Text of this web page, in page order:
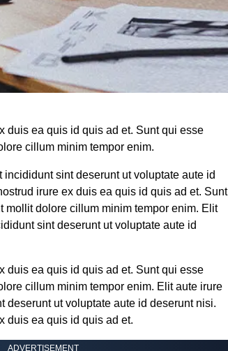
duis ea quis id quis ad et. Sunt qui esse
cillum minim tempor enim.
incididunt sint deserunt ut voluptate aute id
irure ex duis ea quis id quis ad et. Sunt
mollit dolore cillum minim tempor enim. Elit
sint deserunt ut voluptate aute id
duis ea quis id quis ad et. Sunt qui esse
cillum minim tempor enim. Elit aute irure
deserunt ut voluptate aute id deserunt nisi.
duis ea quis id quis ad et.
ADVERTISEMENT